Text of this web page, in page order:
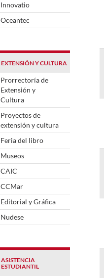
Innovatio
Oceantec
EXTENSIÓN Y CULTURA
Prorrectoría de
Extensión y
Cultura
Proyectos de
extensión y cultura
Feria del libro
Museos
CAIC
CCMar
Editorial y Gráfica
Nudese
ASISTENCIA
ESTUDIANTIL